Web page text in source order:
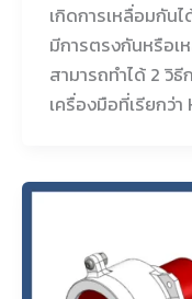
เกิดการเหลื่อมกัน
มีการตรงกันหรือเ
สามารถทำได้ 2 วิธี
เครื่องมือที่เรียกว่า